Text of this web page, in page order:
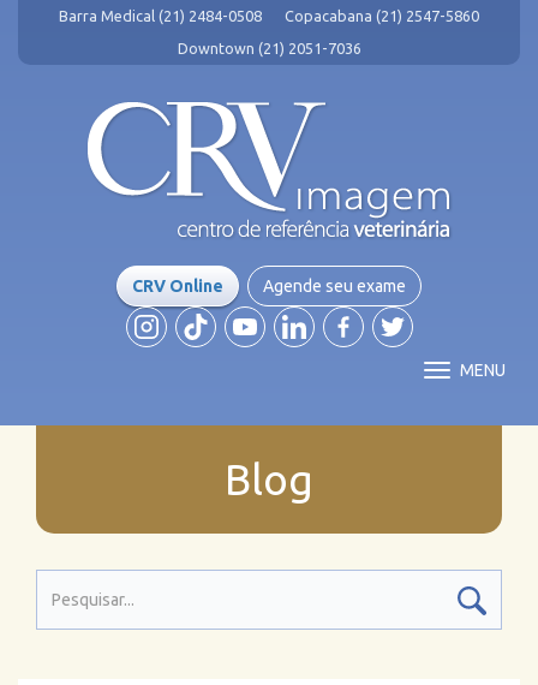
Barra Medical (21) 2484-0508
Copacabana (21) 2547-5860
Downtown (21) 2051-7036
CRV Online Agende seu exame
MENU
Blog